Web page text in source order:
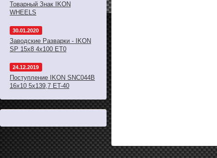
Товарный Знак IKON
WHEELS
30.01.2020
Заводские Разварки - IKON
SP 15x8 4x100 ET0
24.12.2019
Поступление IKON SNC044B
16x10 5x139,7 ET-40